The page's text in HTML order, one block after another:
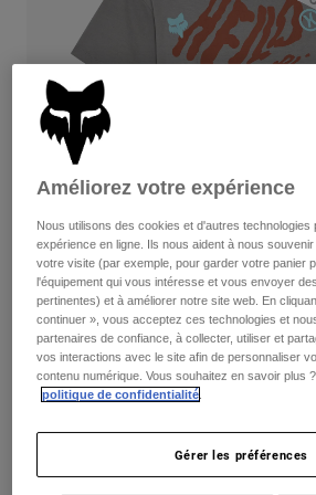
Pants
Goggles
Guards & Protection
Jackets & Hydration Vests
Base Layers
Gear Bags
Socks
Replacement Parts
Shorts
Pants
Pads & Protection
Gloves
Goggles
Base Layers
Bottles & Hydration Packs
Socks
Replacement Parts
Swim
Tout acheter
Womens
Hats
Shirts
Sweatshirts
Jackets
Pants
Womens Hello Future
non.33591
Price reduced from
41,97 C$
Améliorez votre expérience
Nous utilisons des cookies et d'autres technologies
expérience en ligne. Ils nous aident à nous
votre visite (par exemple, pour garder votre panier
l'équipement qui vous intéresse et vous envoyer
pertinentes) et à améliorer notre site web. En
continuer », vous acceptez ces technologies et
partenaires de confiance, à collecter, utiliser et
vos interactions avec le site afin de personnaliser
contenu numérique. Vous souhaitez en savoir plus
politique de confidentialité
Gérer les préférences